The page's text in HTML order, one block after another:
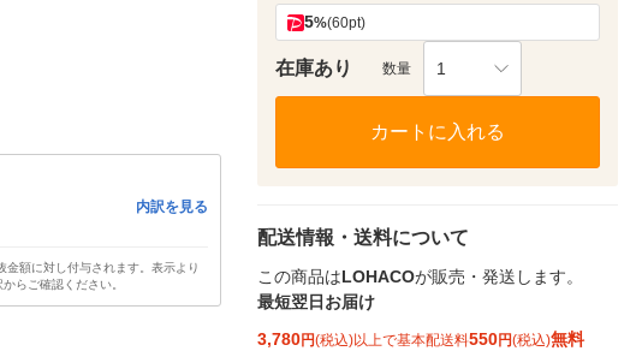
内訳を見る
額に対し付与されます。表示より
らご確認ください。
5%(60pt)
在庫あり 数量 1
カートに入れる
配送情報・送料について
この商品はLOHACOが販売・発送します。
最短翌日お届け
3,780円(税込)以上で基本配送料550円(税込)無料